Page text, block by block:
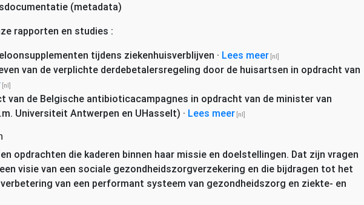
(metadata)
rapporten en studies :
tijdens ziekenhuisverblijven · Lees meer
van de verplichte derdebetalersregeling door de huisartsen in opdracht van
van de Belgische antibioticacampagnes in opdracht van de minister van
Universiteit Antwerpen en UHasselt) · Lees meer
opdrachten die kaderen binnen haar missie en doelstellingen. Dat zijn vragen
visie van een sociale gezondheidszorgverzekering en die bijdragen tot het
van een performant systeem van gezondheidszorg en ziekte- en